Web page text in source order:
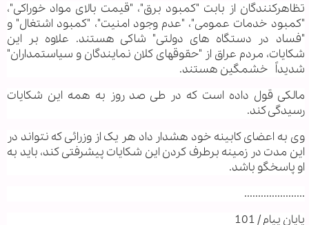
تظاهرکنندگان از بابت "کمبود برق"، "قیمت بالای مواد خوراکی"،
"کمبود خدمات عمومی"، "عدم وجود امنیت"، "کمبود اشتغال" و
"فساد در دستگاه های دولتی" شاکی هستند. علاوه بر این
شکایات، مردم عراق از "حقوق‏های کلان نمایندگان و سیاستمداران"
شدیداً خشمگین هستند.
مالکی قول داده است که در طی صد روز به همه این شکایات
رسیدگی کند.
وی به اعضای کابینه خود هشدار داد هر یک از وزرائی که نتواند در
این مدت در زمینه برطرف کردن این شکایات پیشرفتی کند، باید به
او پاسخگو باشد.
......................
پایان پیام / 101